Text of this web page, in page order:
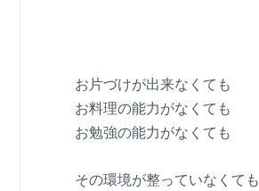
お片づけが出来なくても
お料理の能力がなくても
お勉強の能力がなくても
その環境が整っていなくても